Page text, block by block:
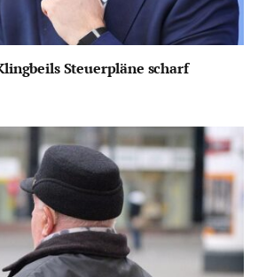
Steuerpläne scharf